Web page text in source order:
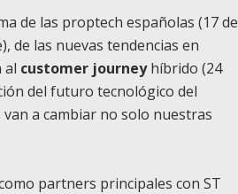
de las proptech españolas (17 de
de las nuevas tendencias en
al customer journeyhíbrido (24
del futuro tecnológico del
a cambiar no solo nuestras
partners principales con ST